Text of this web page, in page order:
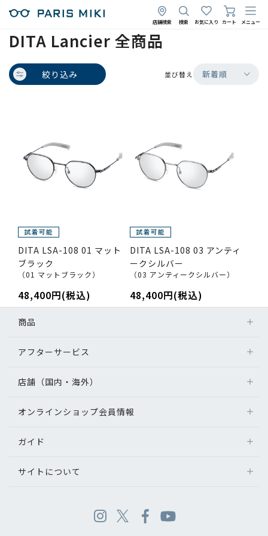
店舗検索 検索 お気に入り カート メニュー
DITA Lancier 全商品
絞り込み 並び替え 新着順
DITA LSA-108 01 マット
ブラック
（01 マットブラック）
48,400円(税込)
DITA LSA-108 03 アンティ
ークシルバー
（03 アンティークシルバー）
48,400円(税込)
商品
アフターサービス
店舗（国内・海外）
オンラインショップ会員情報
ガイド
サイトについて